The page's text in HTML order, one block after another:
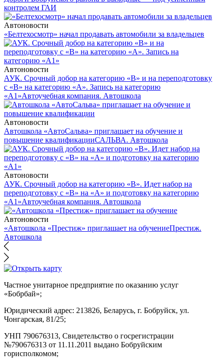
контролем ГАИ
Автоновости
«Белтехосмотр» начал продавать автомобили за владельцев
Автоновости
АУК. Срочный добор на категорию «В» и на переподготовку
с «В» на категорию «А». Запись на категорию
«А1»Автоучебная компания. Автошкола
Автоновости
Автошкола «АвтоСальва» приглашает на обучение и
повышение квалификацииСАЛЬВА. Автошкола
Автоновости
АУК. Срочный добор на категорию «В». Идет набор на
переподготовку с «В» на «А» и подготовку на категорию
«А1»Автоучебная компания. Автошкола
Автоновости
«Автошкола «Престиж» приглашает на обучениеПрестиж.
Автошкола
Частное унитарное предприятие по оказанию услуг
«Бобрбай»;
Юридический адрес: 213826, Беларусь, г. Бобруйск, ул.
Чонгарская, 81/25;
УНП 790676313, Свидетельство о госрегистрации
№790676313 от 11.11.2011 выдано Бобруйским
горисполкомом;